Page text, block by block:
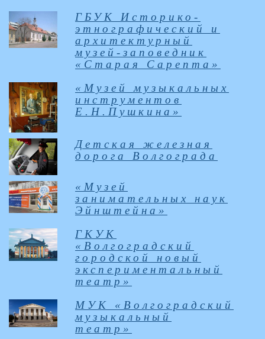
ГБУК Историко-
этнографический и
архитектурный
музей-заповедник
«Старая Сарепта»
«Музей музыкальных
инструментов
Е.Н.Пушкина»
Детская железная
дорога Волгограда
«Музей
занимательных наук
Эйнштейна»
ГКУК
«Волгоградский
городской новый
экспериментальный
театр»
МУК «Волгоградский
музыкальный
театр»